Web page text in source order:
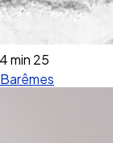
min 25